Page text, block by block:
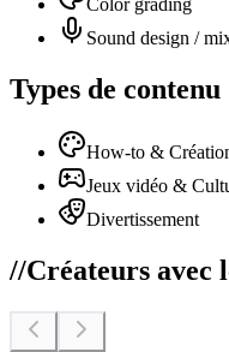
Color grading
Sound design /
Types de contenu
How-to &
Jeux vidéo &
Divertissement
//Créateurs avec